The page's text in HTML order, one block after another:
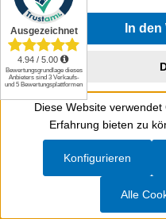
In
Werkzeugleiste
Diese Website
Erfahrung bieten zu
Konfigurieren
Alle